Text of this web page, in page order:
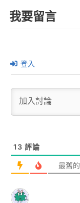
我要留言
登入
13 評論
最舊的